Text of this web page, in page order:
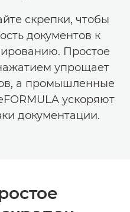
скрепки, чтобы
документов к
Простое
упрощает
а промышленные
ускоряют
документации.